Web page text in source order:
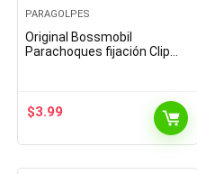
PARAGOLPES
Original Bossmobil
Parachoques fijación Clip
$3.99